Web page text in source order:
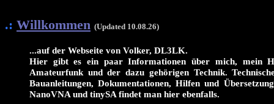
.: Willkommen (Updated 10.08.26)
...auf der Webseite von Volker, DL3LK.
Hier gibt es ein paar Informationen über mich, mein
Amateurfunk und der dazu gehörigen Technik.
Bauanleitungen, Dokumentationen, Hilfen und
NanoVNA und tinySA findet man hier ebenfalls.